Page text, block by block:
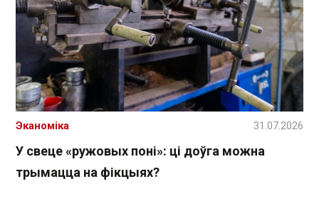
У свеце «ружовых поні»: ці доўга можна
трымацца на фікцыях?
Эканоміка 31.07.2026